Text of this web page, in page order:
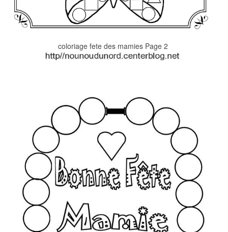
coloriage fete des mamies Page 2